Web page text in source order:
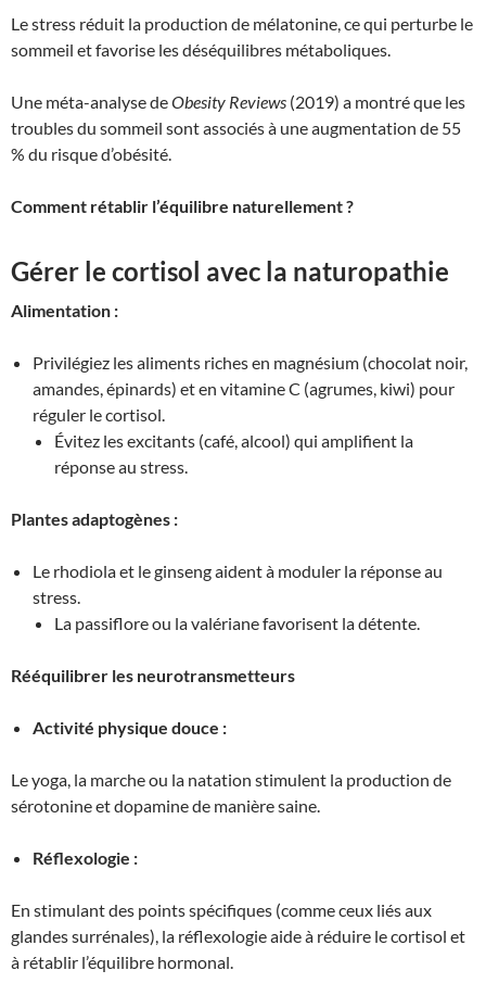
Le stress réduit la production de mélatonine, ce qui perturbe le
sommeil et favorise les déséquilibres métaboliques.
Une méta-analyse deObesity Reviews (2019) a montré que les
troubles du sommeil sont associés à une augmentation de 55
% du risque d’obésité.
Comment rétablir l’équilibre naturellement ?
Gérer le cortisol avec la naturopathie
Alimentation :
Privilégiez les aliments riches en magnésium (chocolat noir,
amandes, épinards) et en vitamine C (agrumes, kiwi) pour
réguler le cortisol.
Évitez les excitants (café, alcool) qui amplifient la
réponse au stress.
Plantes adaptogènes :
Le rhodiola et le ginseng aident à moduler la réponse au
stress.
La passiflore ou la valériane favorisent la détente.
Rééquilibrer les neurotransmetteurs
Activité physique douce :
Le yoga, la marche ou la natation stimulent la production de
sérotonine et dopamine de manière saine.
Réflexologie :
En stimulant des points spécifiques (comme ceux liés aux
glandes surrénales), la réflexologie aide à réduire le cortisol et
à rétablir l’équilibre hormonal.